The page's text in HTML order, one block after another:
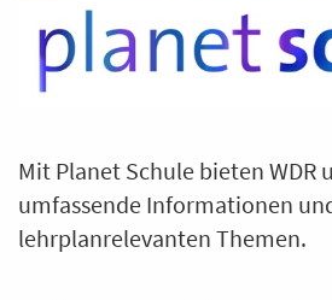
Mit Planet Schule bieten WDR
umfassende Informationen
lehrplanrelevanten Themen.